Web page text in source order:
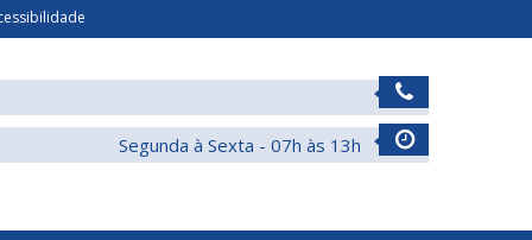
Segunda à Sexta - 07h às 13h